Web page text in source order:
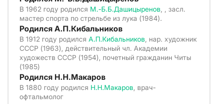
В 1962 году родился М.-Б.Б.Дашицыренов , , засл.
мастер спорта по стрельбе из лука (1984).
Родился А.П.Кибальников
В 1912 году родился А.П.Кибальников , нар. художник
СССР (1963), действительный чл. Академии
художеств СССР (1954), почетный гражданин Читы
(1985)
Родился Н.Н.Макаров
В 1880 году родился Н.Н.Макаров , врач-
офтальмолог